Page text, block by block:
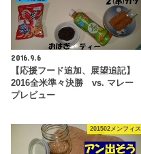
2016.9.6
【応援フード追加、展望追記】
2016全米準々決勝 vs. マレー
プレビュー
201502メンフィス